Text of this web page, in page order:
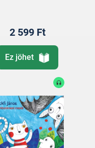
2 599 Ft
Ez jöhet